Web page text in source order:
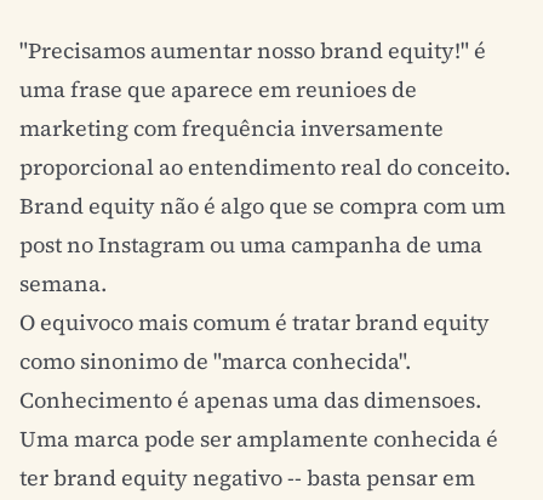
"Precisamos aumentar nosso brand equity!" é
uma frase que aparece em reunioes de
marketing com frequência inversamente
proporcional ao entendimento real do conceito.
Brand equity não é algo que se compra com um
post no Instagram ou uma campanha de uma
semana.
O equivoco mais comum é tratar brand equity
como sinonimo de "marca conhecida".
Conhecimento é apenas uma das dimensoes.
Uma marca pode ser amplamente conhecida é
ter brand equity negativo -- basta pensar em